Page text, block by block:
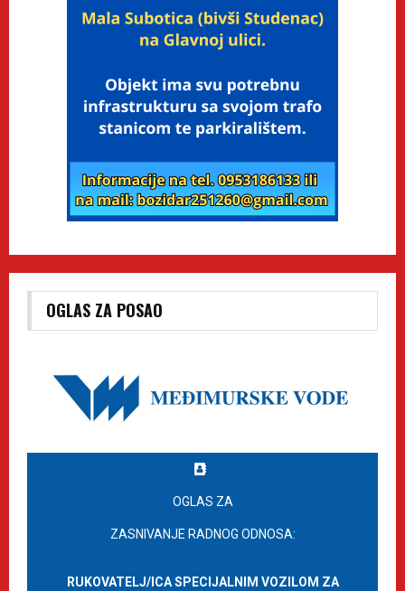
OGLAS ZA POSAO
OGLAS ZA
ZASNIVANJE RADNOG ODNOSA:
RUKOVATELJ/ICA SPECIJALNIM VOZILOM ZA